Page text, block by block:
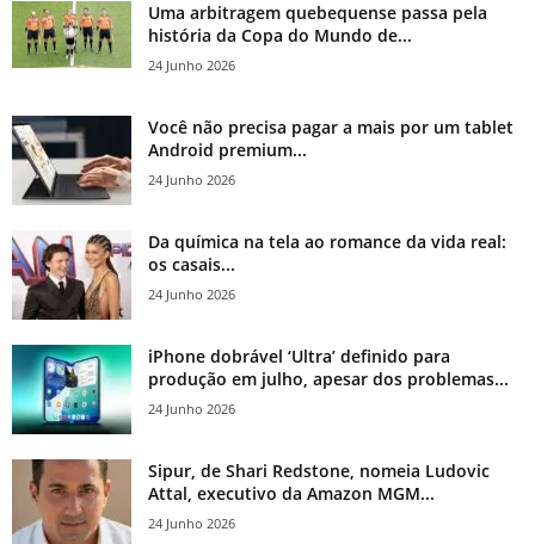
Uma arbitragem quebequense passa pela
história da Copa do Mundo de...
24 Junho 2026
Você não precisa pagar a mais por um tablet
Android premium...
24 Junho 2026
Da química na tela ao romance da vida real:
os casais...
24 Junho 2026
iPhone dobrável ‘Ultra’ definido para
produção em julho, apesar dos problemas...
24 Junho 2026
Sipur, de Shari Redstone, nomeia Ludovic
Attal, executivo da Amazon MGM...
24 Junho 2026